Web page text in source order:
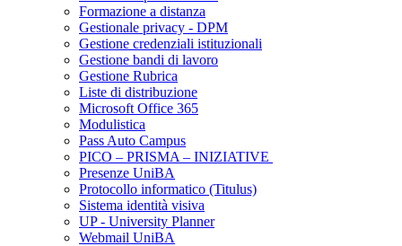
Formazione a distanza
Gestionale privacy - DPM
Gestione credenziali istituzionali
Gestione bandi di lavoro
Gestione Rubrica
Liste di distribuzione
Microsoft Office 365
Modulistica
Pass Auto Campus
PICO – PRISMA – INIZIATIVE
Presenze UniBA
Protocollo informatico (Titulus)
Sistema identità visiva
UP - University Planner
Webmail UniBA